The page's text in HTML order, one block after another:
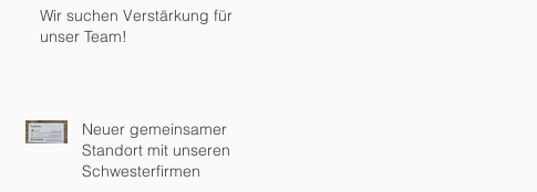
Wir suchen Verstärkung für
unser Team!
Neuer gemeinsamer
Standort mit unseren
Schwesterfirmen